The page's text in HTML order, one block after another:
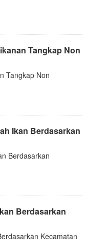
Tangkap Non
Tangkap Non
Ikan Berdasarkan
Berdasarkan
Berdasarkan
Kecamatan